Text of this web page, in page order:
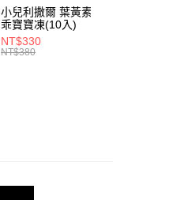
小兒利撒爾 葉黃素
乖寶寶凍(10入)
NT$330
NT$380